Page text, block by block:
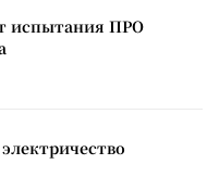
испытания ПРО